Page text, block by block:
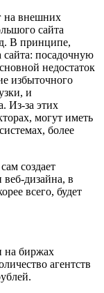
на внешних
сайта
В принципе,
посадочную
недостаток
избыточного
и
Из-за этих
могут иметь
более
создает
дизайна, в
всего, будет
на биржах
агентств